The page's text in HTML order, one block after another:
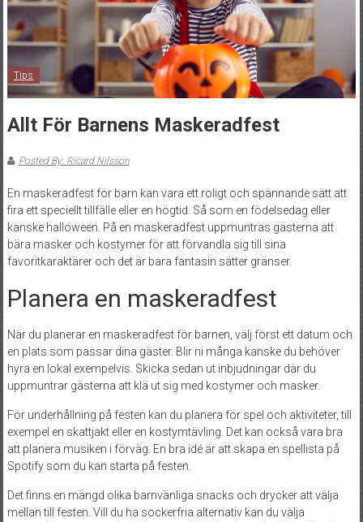
Tips
Allt För Barnens Maskeradfest
Posted By: Ricard Nilsson
En maskeradfest för barn kan vara ett roligt och spännande sätt att
fira ett speciellt tillfälle eller en högtid. Så som en födelsedag eller
kanske halloween. På en maskeradfest uppmuntras gästerna att
bära masker och kostymer för att förvandla sig till sina
favoritkaraktärer och det är bara fantasin sätter gränser.
Planera en maskeradfest
När du planerar en maskeradfest för barnen, välj först ett datum och
en plats som passar dina gäster. Blir ni många kanske du behöver
hyra en lokal exempelvis. Skicka sedan ut inbjudningar där du
uppmuntrar gästerna att klä ut sig med kostymer och masker.
För underhållning på festen kan du planera för spel och aktiviteter, till
exempel en skattjakt eller en kostymtävling. Det kan också vara bra
att planera musiken i förväg. En bra idé är att skapa en spellista på
Spotify som du kan starta på festen.
Det finns en mängd olika barnvänliga snacks och drycker att välja
mellan till festen. Vill du ha sockerfria alternativ kan du välja